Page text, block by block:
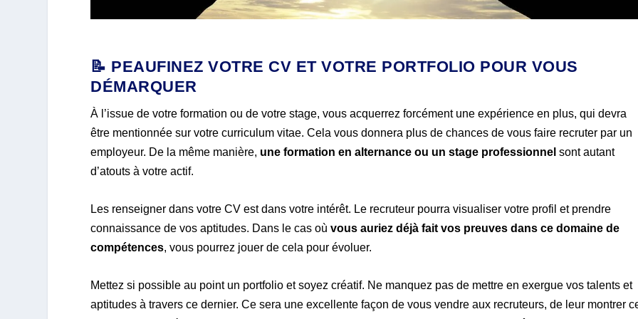
📝 PEAUFINEZ VOTRE CV ET VOTRE PORTFOLIO POUR VOUS
DÉMARQUER
À l’issue de votre formation ou de votre stage, vous acquerrez forcément une expérience en plus, qui devra
être mentionnée sur votre curriculum vitae. Cela vous donnera plus de chances de vous faire recruter par un
employeur. De la même manière, une formation en alternance ou un stage professionnel sont autant
d’atouts à votre actif.
Les renseigner dans votre CV est dans votre intérêt. Le recruteur pourra visualiser votre profil et prendre
connaissance de vos aptitudes. Dans le cas oùvous auriez déjà fait vos preuves dans ce domaine de
compétences, vous pourrez jouer de cela pour évoluer.
Mettez si possible au point un portfolio et soyez créatif. Ne manquez pas de mettre en exergue vos talents et
aptitudes à travers ce dernier. Ce sera une excellente façon de vous vendre aux recruteurs, de leur montrer